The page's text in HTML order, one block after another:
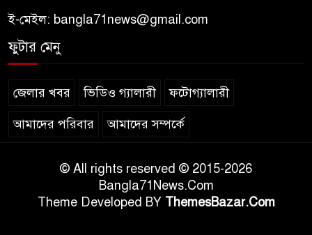
ই-মেইল: bangla71news@gmail.com
ফুটার মেনু
জেলার খবর ভিডিও গ্যালারী ফটোগ্যালারী
আমাদের পরিবার আমাদের সম্পর্কে
© All rights reserved © 2015-2026
Bangla71News.Com
Theme Developed BY ThemesBazar.Com